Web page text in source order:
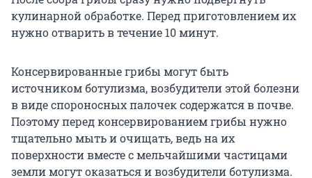
кулинарной обработке. Перед приготовлением их
нужно отварить в течение 10 минут.
Консервированные грибы могут быть
источником ботулизма, возбудители этой болезни
в виде спороносных палочек содержатся в почве.
Поэтому перед консервированием грибы нужно
тщательно мыть и очищать, ведь на их
поверхности вместе с мельчайшими частицами
земли могут оказаться и возбудители ботулизма.